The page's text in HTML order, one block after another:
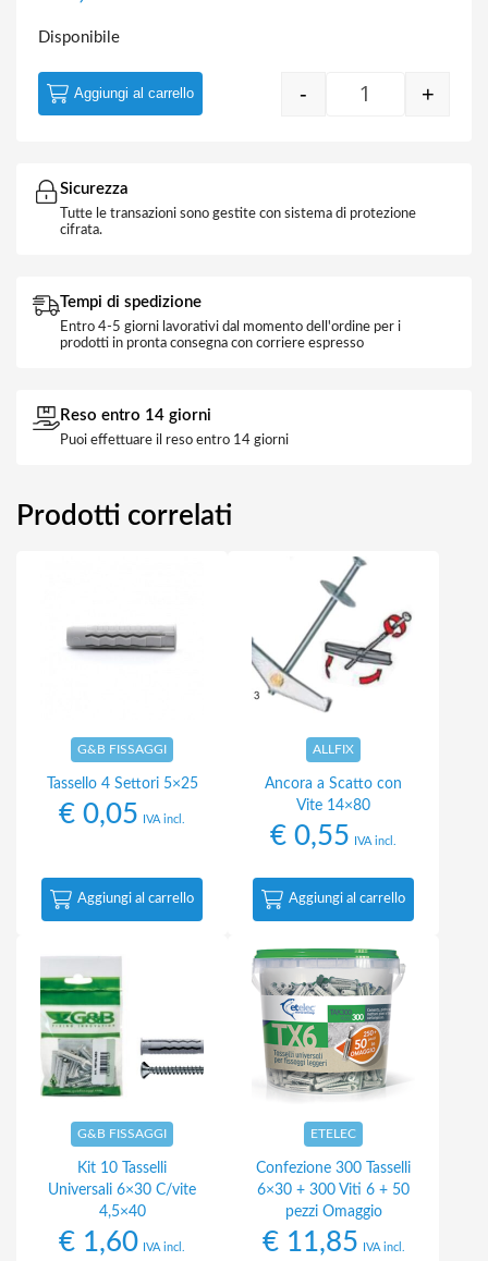
Disponibile
Tassello
- +
Aggiungi al carrello
Sicurezza
Tutte le transazioni sono gestite con sistema di protezione
cifrata.
Tempi di spedizione
Entro 4-5 giorni lavorativi dal momento dell'ordine per i
prodotti in pronta consegna con corriere espresso
Reso entro 14 giorni
Puoi effettuare il reso entro 14 giorni
Prodotti correlati
G&B FISSAGGI
Tassello 4 Settori 5×25
€ 0,05 IVA incl.
Aggiungi al carrello
ALLFIX
Ancora a Scatto con
Vite 14×80
€ 0,55 IVA incl.
Aggiungi al carrello
G&B FISSAGGI
Kit 10 Tasselli
Universali 6×30 C/vite
4,5×40
€ 1,60 IVA incl.
ETELEC
Confezione 300 Tasselli
6×30 + 300 Viti 6 + 50
pezzi Omaggio
€11,85 IVA incl.